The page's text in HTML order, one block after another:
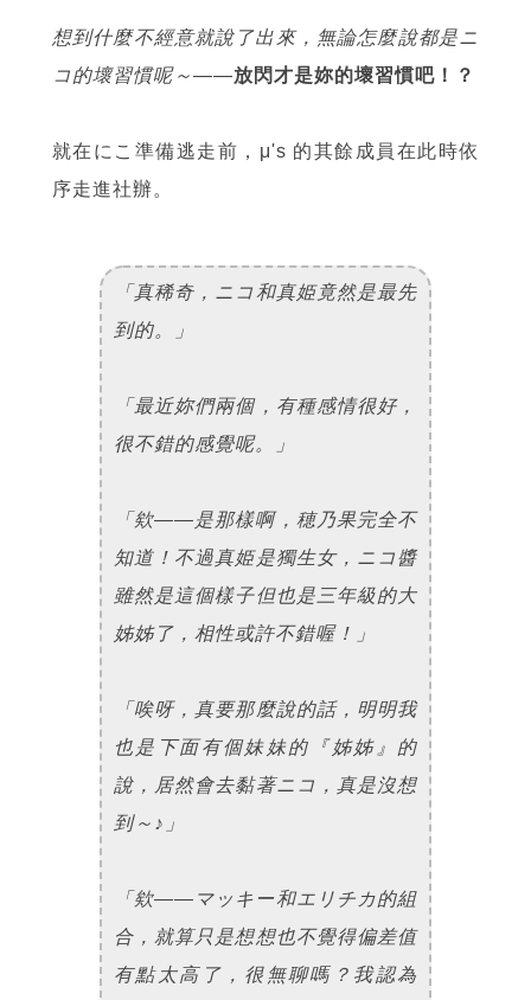
想到什麼不經意就說了出來，無論怎麼說都是ニ
コ的壞習慣呢～——放閃才是妳的壞習慣吧！？
就在にこ準備逃走前，μ's 的其餘成員在此時依
序走進社辦。
「真稀奇，ニコ和真姫竟然是最先
到的。」
「最近妳們兩個，有種感情很好，
很不錯的感覺呢。」
「欸——是那樣啊，穂乃果完全不
知道！不過真姫是獨生女，ニコ醬
雖然是這個樣子但也是三年級的大
姊姊了，相性或許不錯喔！」
「唉呀，真要那麼說的話，明明我
也是下面有個妹妹的『姊姊』的
說，居然會去黏著ニコ，真是沒想
到～♪」
「欸——マッキー和エリチカ的組
合，就算只是想想也不覺得偏差值
有點太高了，很無聊嗎？我認為